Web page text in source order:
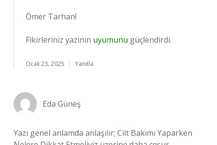
Ömer Tarhan!
Fikirleriniz yazının uyumunu güçlendirdi.
Ocak 23, 2025 Yanıtla
Eda Güneş
Yazı genel anlamda anlaşılır; Cilt Bakımı Yaparken